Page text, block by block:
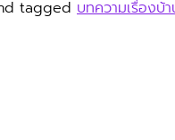
tagged บทความเรื่องบ้